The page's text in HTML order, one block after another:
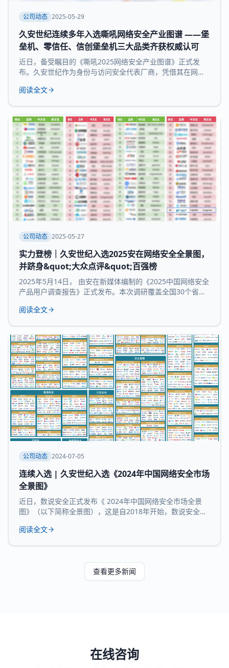
公司动态 2025-05-29
久安世纪连续多年入选嘶吼网络安全产业图谱 ——堡
垒机、零信任、信创堡垒机三大品类齐获权威认可
近日，备受瞩目的《嘶吼2025网络安全产业图谱》正式发
布。久安世纪作为身份与访问安全代表厂商，凭借其在网络
垒机、零信任、信创堡垒机 三大细分领域，再次展现了领先
图谱》凭借深入的调研、专业的分析，全景式展现网络安全
产业的最新态势，挖掘潜在发展机遇，为
阅读全文
公司动态 2025-05-27
实力登榜｜久安世纪入选2025安在网络安全全景图，
并跻身&quot;大众点评&quot;百强榜
2025年5月14日， 由安在新媒体编制的《2025中国网络安全
产品用户调查报告》正式发布。本次调研覆盖全国30个省市
品用户大众点评全景图”“中国网络安全百强榜”等核心内容，
大核心领域：数据与隐私安全、业务与应用安全、信创产
品、安全服务、通用网
阅读全文
公司动态 2024-07-05
连续入选 | 久安世纪入选《2024年中国网络安全市场
全景图》
近日，数说安全正式发布《 2024年中国网络安全市场全景
图》（以下简称全景图），这是自2018年开始，数说安全发
沉淀、服务经验和长时间的市场验证，再度 入选 全景图安全
致力于提供客观、科学的市
阅读全文
查看更多新闻
在线咨询